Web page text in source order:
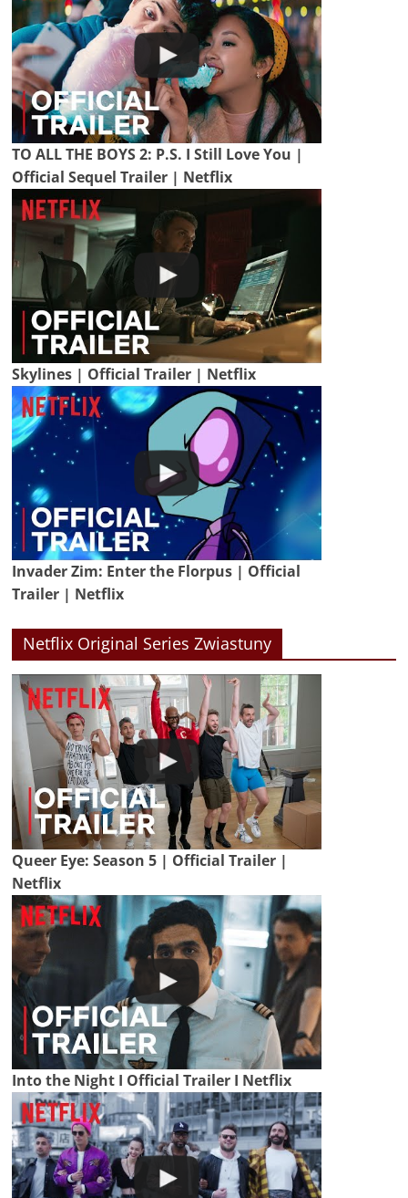
TO ALL THE BOYS 2: P.S. I Still Love You |
Official Sequel Trailer | Netflix
Skylines | Official Trailer | Netflix
Invader Zim: Enter the Florpus | Official
Trailer | Netflix
Netflix Original Series Zwiastuny
Queer Eye: Season 5 | Official Trailer |
Netflix
Into the Night I Official Trailer I Netflix